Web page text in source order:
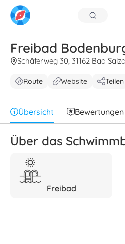
Freibad
Schäferweg 30, 31162 Bad
Route Website Teilen
Übersicht Bewertungen
Über das
Freibad